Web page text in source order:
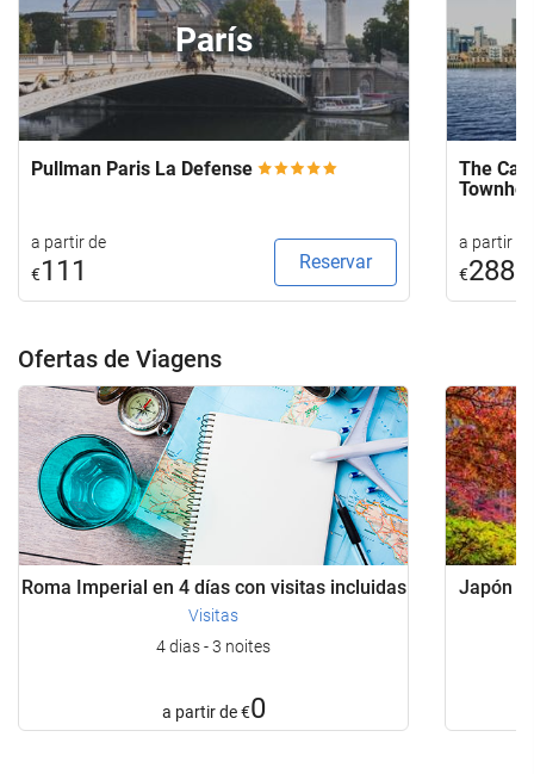
París
Pullman Paris La Defense
a partir de
€111 Reservar
The
a partir de
€288
Ofertas de Viagens
Roma Imperial en 4 días con visitas incluidas
Visitas
4 dias - 3 noites
a partir de €0
Japón